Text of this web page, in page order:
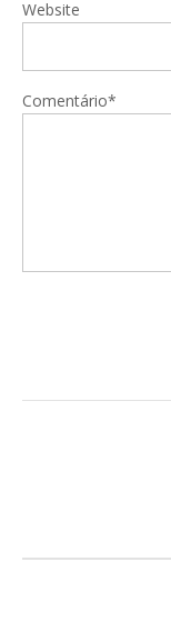
Website
Comentário*